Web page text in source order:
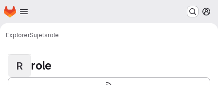
Passer au contenu principal
Page d'accueil
ExplorerSujetsrole
R role